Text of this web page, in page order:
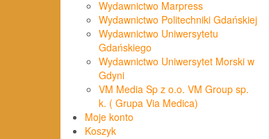
Wydawnictwo Marpress
Wydawnictwo Politechniki Gdańskiej
Wydawnictwo Uniwersytetu
Gdańskiego
Wydawnictwo Uniwersytet Morski w
Gdyni
VM Media Sp z o.o. VM Group sp.
k. ( Grupa Via Medica)
Moje konto
Koszyk